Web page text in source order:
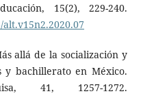
15(2), 229-240.
allá de la socialización y
y bachillerato en México.
41, 1257-1272.